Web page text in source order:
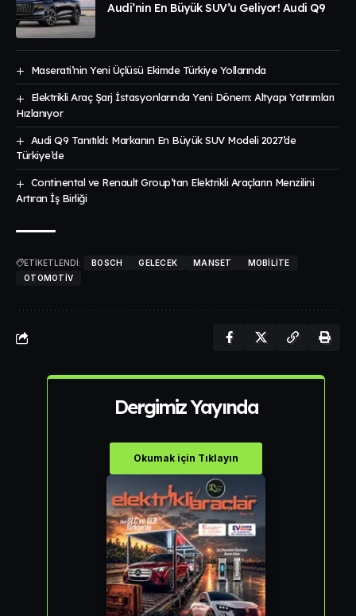
Audi’nin En Büyük SUV’u Geliyor! Audi Q9
Maserati’nin Yeni Üçlüsü Ekimde Türkiye Yollarında
Elektrikli Araç Şarj İstasyonlarında Yeni Dönem: Altyapı Yatırımları
Hızlanıyor
Audi Q9 Tanıtıldı: Markanın En Büyük SUV Modeli 2027’de
Türkiye’de
Continental ve Renault Group’tan Elektrikli Araçların Menzilini
Artıran İş Birliği
ETİKETLENDİ: BOSCH GELECEK MANSET
MOBILITE
OTOMOTIV
Dergimiz Yayında
Okumak için Tıklayın